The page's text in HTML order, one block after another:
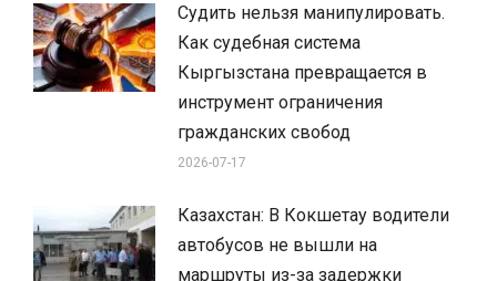
Судить нельзя манипулировать.
Как судебная система
Кыргызстана превращается в
инструмент ограничения
гражданских свобод
2026-07-17
Казахстан: В Кокшетау водители
автобусов не вышли на
маршруты из-за задержки